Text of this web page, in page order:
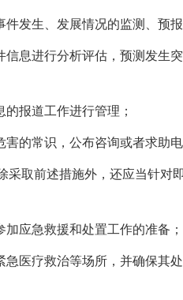
发生、发展情况的监测、预报
进行分析评估，预测发生
报道工作进行管理；
常识，公布咨询或者求助电
取前述措施外，还应当针对
应急救援和处置工作的准备；
疗救治等场所，并确保其处